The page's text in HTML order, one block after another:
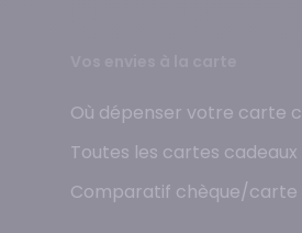
Où dépenser votre carte
Toutes les cartes cadeaux
Comparatif chèque/carte